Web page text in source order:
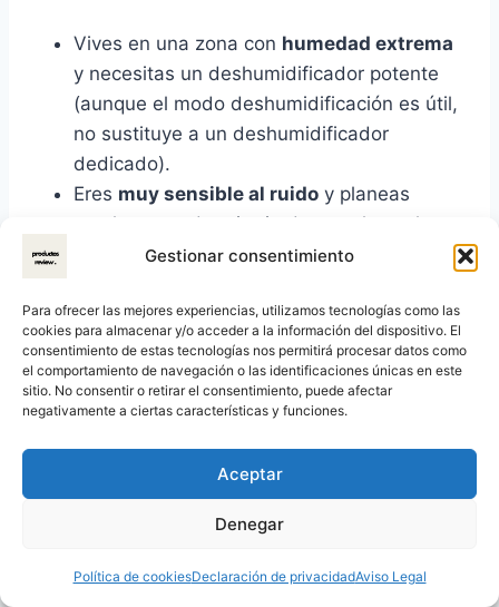
Gestionar consentimiento
Para ofrecer las mejores experiencias, utilizamos tecnologías como las
cookies para almacenar y/o acceder a la información del dispositivo. El
consentimiento de estas tecnologías nos permitirá procesar datos como
el comportamiento de navegación o las identificaciones únicas en este
sitio. No consentir o retirar el consentimiento, puede afectar
negativamente a ciertas características y funciones.
Aceptar
Denegar
Política de cookiesDeclaración de privacidadAviso Legal
Vives en una zona con humedad extrema
y necesitas un deshumidificador potente
(aunque el modo deshumidificación es útil,
no sustituye a un deshumidificador
dedicado).
Eres muy sensible al ruido y planeas
usarlo en un dormitorio durante la noche.
Tu estancia supera los25m² o tiene
aislación, etc.).
Buscas un equipo con función de
calefacción.
una de las mejores opciones dentro de su
categoríaen relación calidad-precio. No es
perfecto (ningún aire acondicionado portátil lo
potencia, consumo, versatilidad y facilidad de